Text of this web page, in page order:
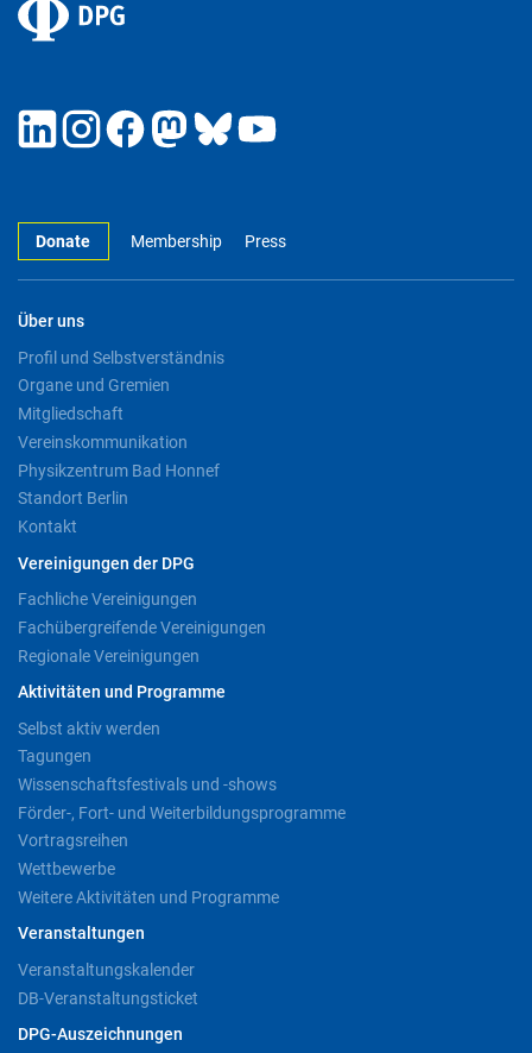
Donate Membership Press
Über uns
Profil und Selbstverständnis
Organe und Gremien
Mitgliedschaft
Vereinskommunikation
Physikzentrum Bad Honnef
Standort Berlin
Kontakt
Vereinigungen der DPG
Fachliche Vereinigungen
Fachübergreifende Vereinigungen
Regionale Vereinigungen
Aktivitäten und Programme
Selbst aktiv werden
Tagungen
Wissenschaftsfestivals und -shows
Förder-, Fort- und Weiterbildungsprogramme
Vortragsreihen
Wettbewerbe
Weitere Aktivitäten und Programme
Veranstaltungen
Veranstaltungskalender
DB-Veranstaltungsticket
DPG-Auszeichnungen